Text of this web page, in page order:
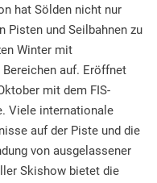
hat Sölden nicht nur
Pisten und Seilbahnen zu
Winter mit
auf. Eröffnet
mit dem FIS-
Viele internationale
auf der Piste und die
von ausgelassener
Skishow bietet die